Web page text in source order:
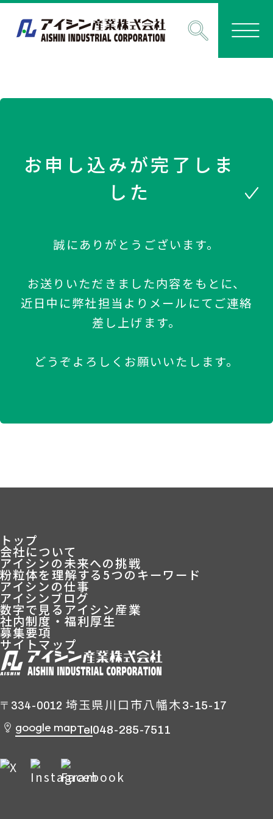
お申し込みが完了しま
した
誠にありがとうございます。
お送りいただきました内容をもとに、
近日中に弊社担当よりメールにてご連絡
差し上げます。
どうぞよろしくお願いいたします。
〒334-0012 埼玉県川口市八幡木3-15-17
google mapTel048-285-7511
トップ
会社について
アイシンの未来への挑戦
粉粒体を理解する5つのキーワード
アイシンの仕事
アイシンブログ
数字で見るアイシン産業
社内制度・福利厚生
募集要項
サイトマップ